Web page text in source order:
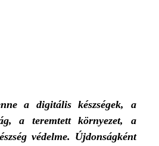
a digitális készségek, a
a teremtett környezet, a
védelme. Újdonságként